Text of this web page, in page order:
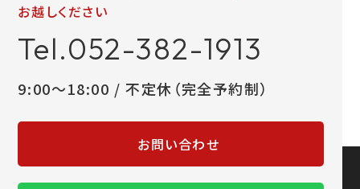
お越しください
Tel.052-382-1913
9:00～18:00 / 不定休（完全予約制）
お問い合わせ